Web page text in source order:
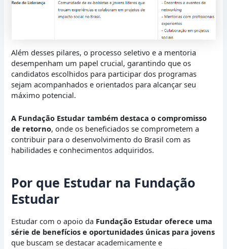
Além desses pilares, o processo seletivo e a mentoria
desempenham um papel crucial, garantindo que os
candidatos escolhidos para participar dos programas
sejam acompanhados e orientados para alcançar seu
máximo potencial.
A Fundação Estudar também destaca o compromisso
de retorno, onde os beneficiados se comprometem a
contribuir para o desenvolvimento do Brasil com as
habilidades e conhecimentos adquiridos.
Por que Estudar na Fundação
Estudar
Estudar com o apoio da Fundação Estudar oferece uma
série de benefícios e oportunidades únicas para jovens
que buscam se destacar academicamente e